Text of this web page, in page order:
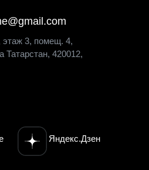
этаж 3, помещ. 4,
Татарстан, 420012,
Яндекс.Дзен